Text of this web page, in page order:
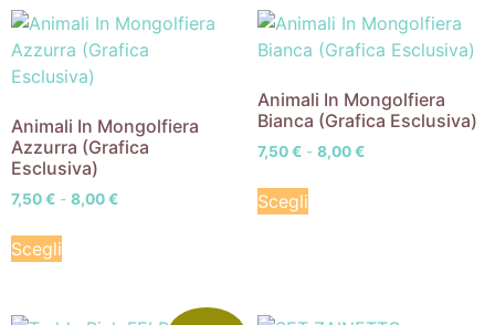
Animali In Mongolfiera
Azzurra (Grafica
Esclusiva)
7,50€ - 8,00€
Scegli
Animali In Mongolfiera
Bianca (Grafica Esclusiva)
7,50€ - 8,00€
Scegli